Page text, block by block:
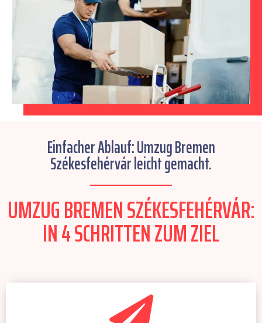
Einfacher Ablauf: Umzug Bremen
Székesfehérvár leicht gemacht.
UMZUG BREMEN SZÉKESFEHÉRVÁR:
IN 4 SCHRITTEN ZUM ZIEL